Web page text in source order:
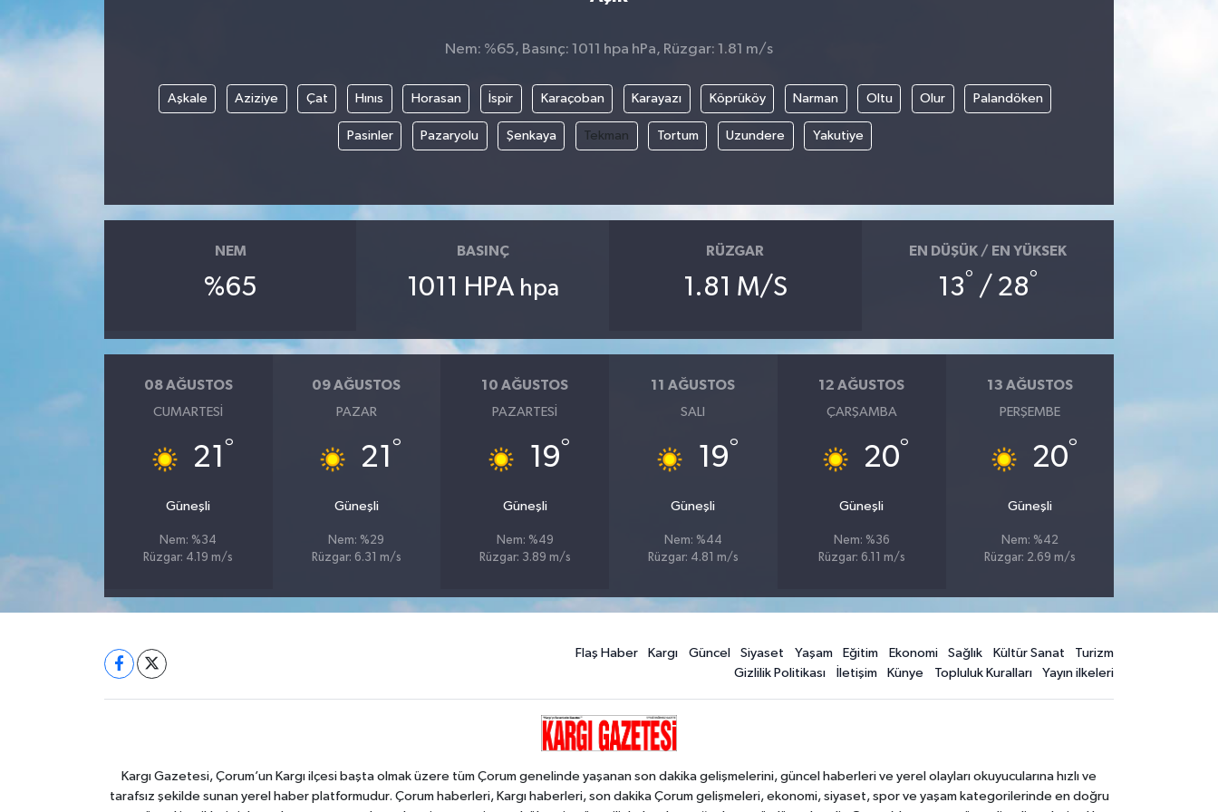
Nem: %65, Basınç: 1011 hpa hPa, Rüzgar: 1.81 m/s
Aşkale Aziziye Çat Hınıs Horasan İspir Karaçoban Karayazı Köprüköy Narman Oltu Olur Palandöken
Pasinler Pazaryolu Şenkaya Tekman Tortum Uzundere Yakutiye
NEM
%65
BASINÇ
1011 HPA hpa
RÜZGAR
1.81 M/S
EN DÜŞÜK / EN YÜKSEK
13° / 28°
08 AĞUSTOS
CUMARTESI
21 °
Güneşli
Nem: %34
Rüzgar: 4.19 m/s
09 AĞUSTOS
PAZAR
21 °
Güneşli
Nem: %29
Rüzgar: 6.31 m/s
10 AĞUSTOS
PAZARTESI
19°
Güneşli
Nem: %49
Rüzgar: 3.89 m/s
11 AĞUSTOS
SALI
19°
Güneşli
Nem: %44
Rüzgar: 4.81 m/s
12 AĞUSTOS
ÇARŞAMBA
20°
Güneşli
Nem: %36
Rüzgar: 6.11 m/s
13 AĞUSTOS
PERŞEMBE
20°
Güneşli
Nem: %42
Rüzgar: 2.69 m/s
Flaş Haber Kargı Güncel Siyaset Yaşam Eğitim Ekonomi Sağlık Kültür Sanat
Turizm
Gizlilik Politikası
İletişim Künye Topluluk Kuralları Yayın ilkeleri
Kargı Gazetesi, Çorum’un Kargı ilçesi başta olmak üzere tüm Çorum genelinde yaşanan son dakika gelişmelerini, güncel haberleri ve yerel olayları okuyucularına hızlı ve
tarafsız şekilde sunan yerel haber platformudur. Çorum haberleri, Kargı haberleri, son dakika Çorum gelişmeleri, ekonomi, siyaset, spor ve yaşam kategorilerinde en doğru